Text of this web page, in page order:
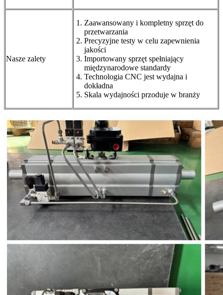
Nasze zalety
Zaawansowany i kompletny sprzęt do
przetwarzania
Precyzyjne testy w celu zapewnienia
jakości
Importowany sprzęt spełniający
międzynarodowe standardy
Technologia CNC jest wydajna i
dokładna
Skala wydajności przoduje w branży